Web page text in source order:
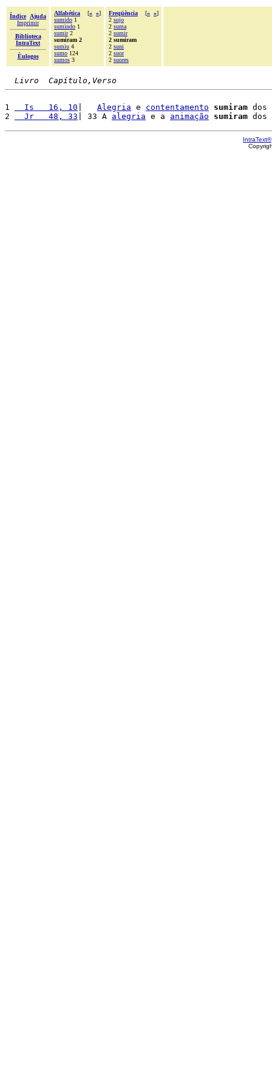
Índice
Ajuda
Imprimir
Biblioteca
IntraText
Èulogos
Alfabética [« »]
sumido 1
sumindo 1
sumir2
sumiram 2
sumiu 4
sumo 124
sumos 3
Freqüência [« »]
2 sujo
2 suma
2 sumir
2 sumiram
2 suni
2 suor
2 suores
Livro  Capítulo,Verso
1
  Is   16, 10
Alegria e contentamento sumiram dos
2
  Jr   48, 33
| 33 A alegria e a animação sumiram dos
IntraText®